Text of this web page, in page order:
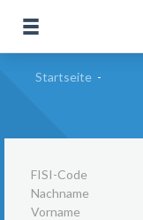
Startseite -
FISI-Code
Nachname
Vorname